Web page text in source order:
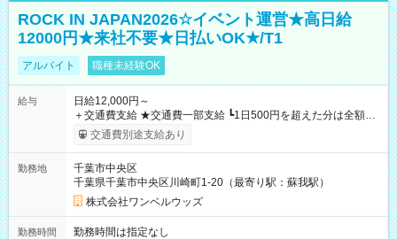
ROCK IN JAPAN2026☆イベント運営★高日給
12000円★来社不要★日払いOK★/T1
アルバイト 職種未経験OK
給与
日給12,000円～
＋交通費支給 ★交通費一部支給 ┗1日500円を超えた分は全額支
給！ ※往復500円以内の方は自己負担となります ★日払いOK！
（規定あり） ┗働いたその日に現金GET♪ お仕事後はコンビニ
なし
交通費別途支給あり
勤務地
千葉市中央区
千葉県千葉市中央区川崎町1-20（最寄り駅：蘇我駅）
株式会社ワンベルウッズ
勤務時間
勤務時間は指定なし